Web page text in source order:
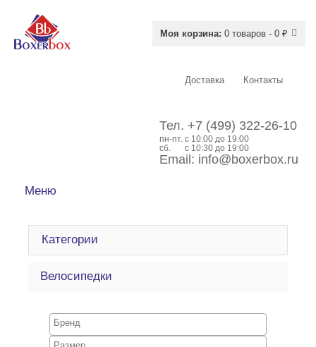
Моя корзина: 0 товаров - 0 ₽
Доставка Контакты
Тел. +7 (499) 322-26-10
пн-пт. c 10:00 до 19:00
сб.
с 10:30 до 19:00
Email: info@boxerbox.ru
Меню
Категории
Велосипедки